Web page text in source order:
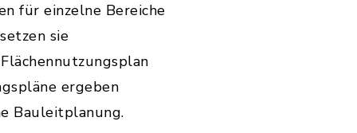
für einzelne Bereiche
sie
ergeben
Bauleitplanung.